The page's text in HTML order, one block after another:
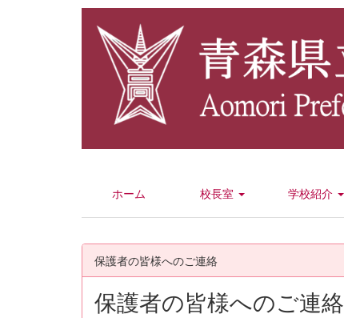
ホーム 校長室 学校紹介
保護者の皆様へのご連絡
保護者の皆様へのご連絡